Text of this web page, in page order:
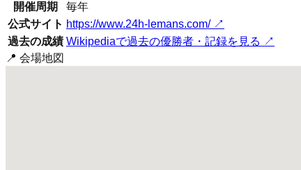
開催周期
毎年
公式サイト https://www.24h-lemans.com/↗
過去の成績 Wikipediaで過去の優勝者・記録を見る ↗
📍 会場地図